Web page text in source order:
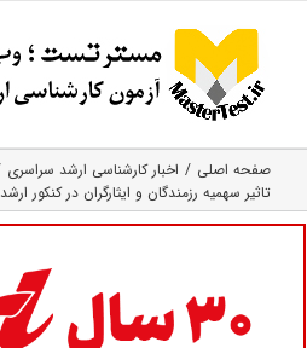
content
صفحه اصلی
اخبار کارشناسی ارشد سراسری
تاثیر سهمیه رزمندگان و ایثارگران در کنکور ارشد ۱۴۰۵